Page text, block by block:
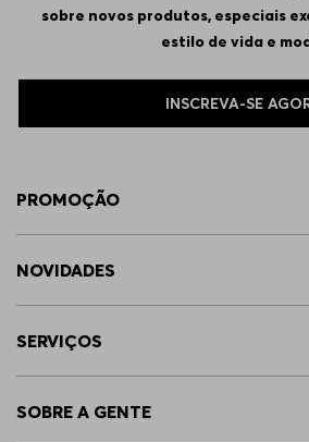
sobre novos produtos, especiais
estilo de vida e
INSCREVA-SE
PROMOÇÃO
NOVIDADES
SERVIÇOS
SOBRE A GENTE